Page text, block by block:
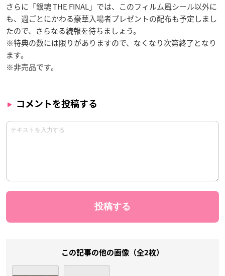
さらに「銀魂 THE FINAL」では、このフィルム風シール以外に
も、週ごとにかわる豪華入場者プレゼントの配布も予定しまし
たので、さらなる続報を待ちましょう。
※特典の数には限りがありますので、なくなり次第終了となり
ます。
※非売品です。
コメントを投稿する
この記事の他の画像（全2枚）